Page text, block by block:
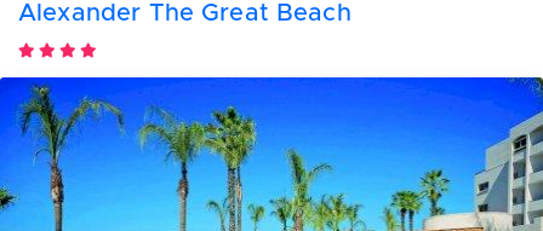
Alexander The Great Beach